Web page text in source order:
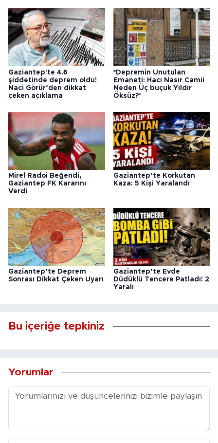
Gaziantep'te 4.6
şiddetinde deprem oldu!
Naci Görür’den dikkat
çeken açıklama
*Depremin Unutulan
Emaneti: Hacı Nasır Camii
Neden Üç buçuk Yıldır
Öksüz?*
Mirel Radoi Beğendi,
Gaziantep FK Kararını
Verdi
Gaziantep’te Korkutan
Kaza: 5 Kişi Yaralandı
Gaziantep’te Deprem
Sonrası Dikkat Çeken Uyarı
Gaziantep’te Evde
Düdüklü Tencere Patladı! 2
Yaralı
Bu içeriğe tepkiniz
Yorumlar